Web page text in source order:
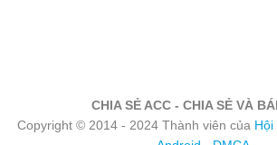
CHIA SẺ ACC - CHIA SẺ VÀ
Copyright © 2014 - 2024 Thành viên của Hội